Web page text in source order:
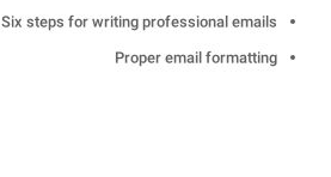
Six steps for writing professional emails
Proper email formatting